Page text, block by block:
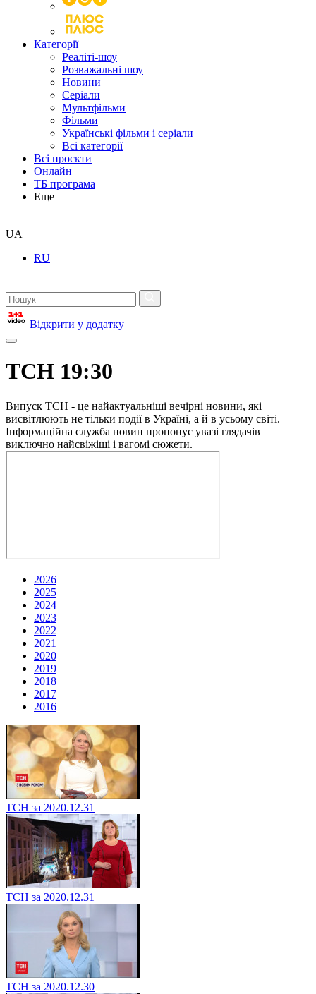
Категорії
Реаліті-шоу
Розважальні шоу
Новини
Серіали
Мультфільми
Фільми
Українські фільми і серіали
Всі категорії
Всі проєкти
Онлайн
ТБ програма
Еще
UA
RU
Відкрити у додатку
ТСН 19:30
Випуск ТСН - це найактуальніші вечірні новини, які
висвітлюють не тільки події в Україні, а й в усьому світі.
Інформаційна служба новин пропонує увазі глядачів
виключно найсвіжіші і вагомі сюжети.
2026
2025
2024
2023
2022
2021
2020
2019
2018
2017
2016
ТСН за 2020.12.31
ТСН за 2020.12.31
ТСН за 2020.12.30